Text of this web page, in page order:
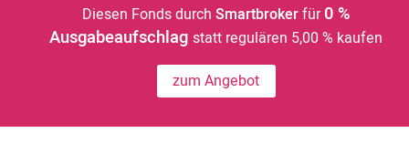
Diesen Fonds durch Smartbrokerfür 0 %
Ausgabeaufschlagstatt regulären 5,00 % kaufen
zum Angebot